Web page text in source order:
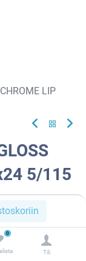
0
Tili
LIP
5/115